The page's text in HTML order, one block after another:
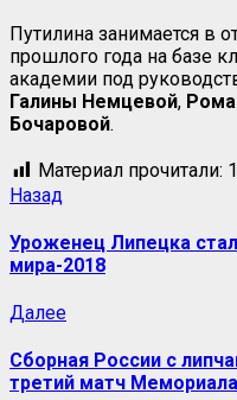
Путилина занимается в
прошлого года на базе
академии под
Галины Немцевой,
Бочаровой.
Материал прочитали:
Назад
Уроженец Липецка
мира-2018
Далее
Сборная России с
третий матч